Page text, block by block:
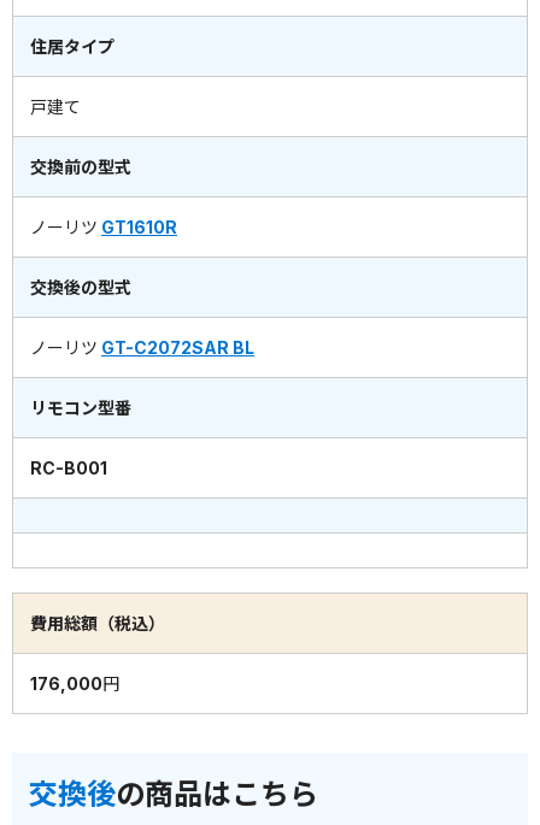
住居タイプ
戸建て
交換前の型式
ノーリツ GT1610R
交換後の型式
ノーリツ GT-C2072SAR BL
リモコン型番
RC-B001
費用総額（税込）
176,000円
交換後の商品はこちら